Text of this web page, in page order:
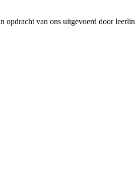
van ons uitgevoerd door